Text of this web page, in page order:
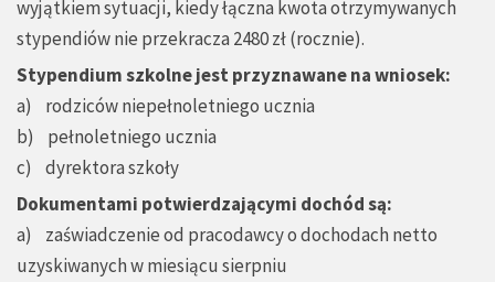
wyjątkiem sytuacji, kiedy łączna kwota otrzymywanych
stypendiów nie przekracza 2480 zł (rocznie).
Stypendium szkolne jest przyznawane na wniosek:
a) rodziców niepełnoletniego ucznia
b) pełnoletniego ucznia
c) dyrektora szkoły
Dokumentami potwierdzającymi dochód są:
a) zaświadczenie od pracodawcy o dochodach netto
uzyskiwanych w miesiącu sierpniu